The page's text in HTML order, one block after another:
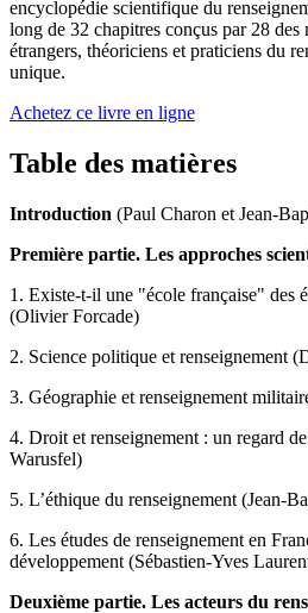
encyclopédie scientifique du
long de 32 chapitres conçus par 28 des
étrangers, théoriciens et praticiens du
unique.
Achetez ce livre en ligne
Table des matières
Introduction (Paul Charon et Jean-
Première partie. Les approches
1. Existe-t-il une "école française" des
(Olivier Forcade)
2. Science politique et renseignement
3. Géographie et renseignement
4. Droit et renseignement : un regard
Warusfel)
5. L’éthique du renseignement (Jean-
6. Les études de renseignement en
développement (Sébastien-Yves
Deuxième partie. Les acteurs du